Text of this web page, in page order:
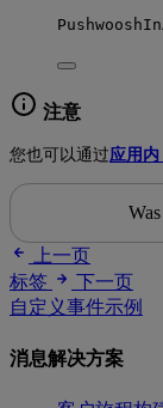
注意
您也可以通过应用内
上一页
标签
下一页
自定义事件示例
消息解决方案